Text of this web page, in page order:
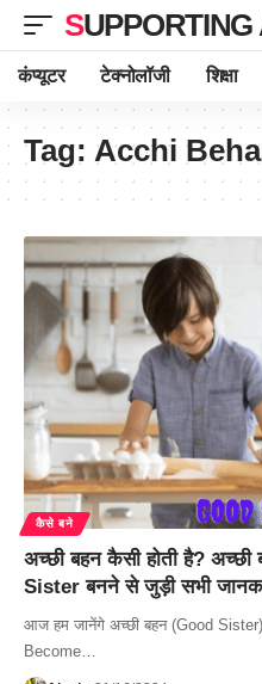
कंप्यूटर टेक्नोलॉजी शिक्षा
Tag: Acchi
कैसे बने
अच्छी बहन कैसी होती है?
Sister बनने से जुड़ी सभी
आज हम जानेंगे अच्छी बहन (Good
Become…